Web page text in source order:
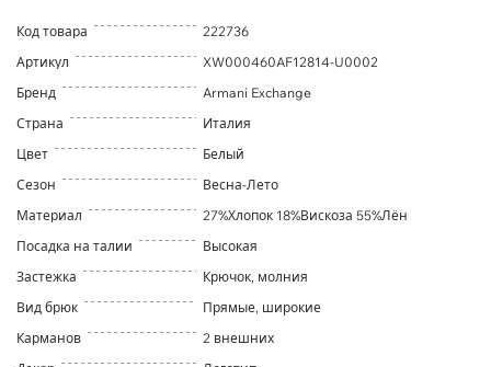
Код товара
222736
Артикул
XW000460AF12814-U0002
Бренд
Armani Exchange
Страна
Италия
Цвет
Белый
Сезон
Весна-Лето
Материал
27%Хлопок 18%Вискоза 55%Лён
Посадка на талии
Высокая
Застежка
Крючок, молния
Вид брюк
Прямые, широкие
Карманов
2 внешних